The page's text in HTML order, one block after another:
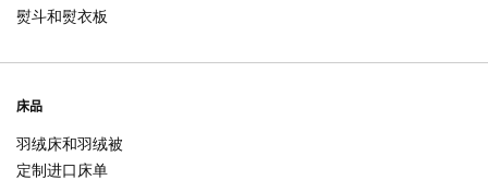
熨斗和熨衣板
床品
羽绒床和羽绒被
定制进口床单